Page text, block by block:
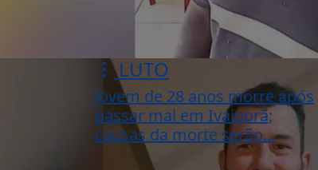
LUTO
Jovem de 28 anos morre após
passar mal em Ivaiporã;
causas da morte serão...